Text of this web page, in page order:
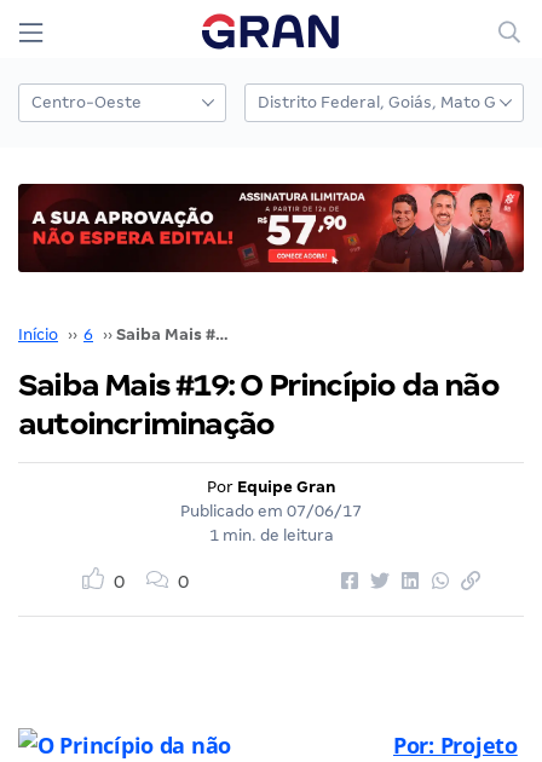
Início ›› 6 ›› Saiba Mais #19: O Princípio da não autoincriminação
Saiba Mais #19: O Princípio da não
autoincriminação
Por Equipe Gran
Publicado em 07/06/17
1 min. de leitura
0 0
Por: Projeto